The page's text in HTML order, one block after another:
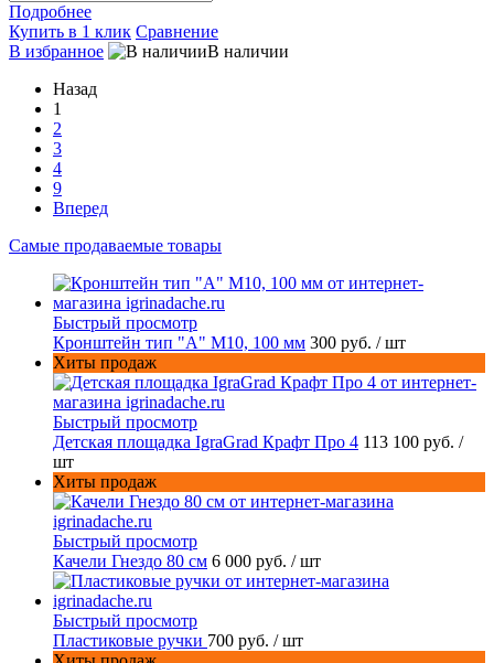
Подробнее
Купить в 1 клик Сравнение
В избранное
В наличии
Назад
1
2
3
4
9
Вперед
Самые продаваемые товары
Быстрый просмотр
Кронштейн тип "A" M10, 100 мм 300 руб. / шт
Хиты продаж
Быстрый просмотр
Детская площадка IgraGrad Крафт Про 4 113 100 руб. /
шт
Хиты продаж
Быстрый просмотр
Качели Гнездо 80 см 6 000 руб. / шт
Быстрый просмотр
Пластиковые ручки 700 руб. / шт